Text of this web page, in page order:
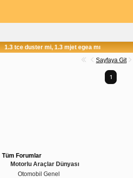
1.3 tce duster mi, 1.3 mjet egea mı
Sayfaya Git
1
Tüm Forumlar
Motorlu Araçlar Dünyası
Otomobil Genel